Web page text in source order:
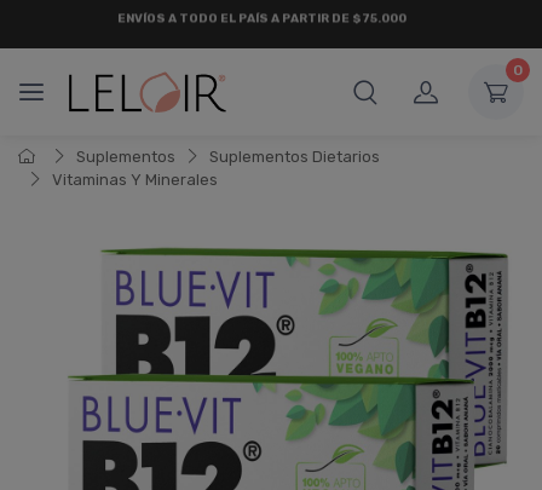
0
Suplementos
Suplementos Dietarios
Vitaminas Y Minerales